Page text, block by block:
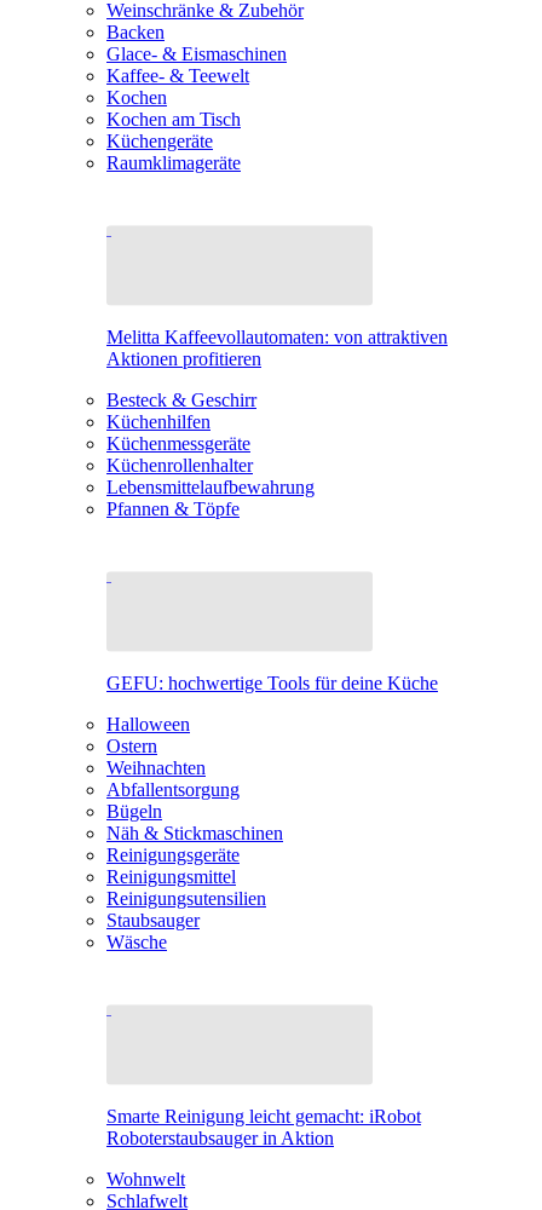
Weinschränke & Zubehör
Backen
Glace- & Eismaschinen
Kaffee- & Teewelt
Kochen
Kochen am Tisch
Küchengeräte
Raumklimageräte
Melitta Kaffeevollautomaten: von attraktiven
Aktionen profitieren
Besteck & Geschirr
Küchenhilfen
Küchenmessgeräte
Küchenrollenhalter
Lebensmittelaufbewahrung
Pfannen & Töpfe
GEFU: hochwertige Tools für deine Küche
Halloween
Ostern
Weihnachten
Abfallentsorgung
Bügeln
Näh & Stickmaschinen
Reinigungsgeräte
Reinigungsmittel
Reinigungsutensilien
Staubsauger
Wäsche
Smarte Reinigung leicht gemacht: iRobot
Roboterstaubsauger in Aktion
Wohnwelt
Schlafwelt